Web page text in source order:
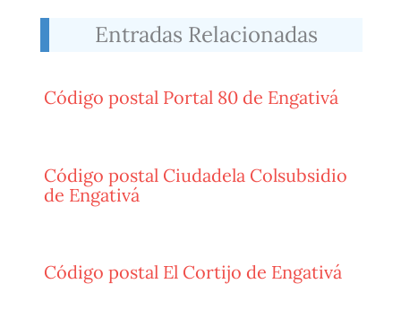
Entradas Relacionadas
Código postal Portal 80 de Engativá
Código postal Ciudadela Colsubsidio
de Engativá
Código postal El Cortijo de Engativá